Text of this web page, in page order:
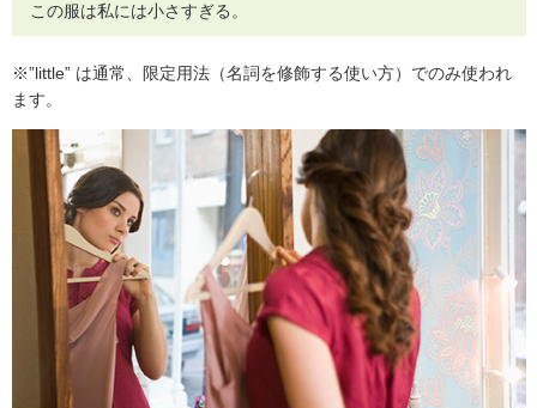
この服は私には小さすぎる。
※”little” は通常、限定用法（名詞を修飾する使い方）でのみ使われ
ます。